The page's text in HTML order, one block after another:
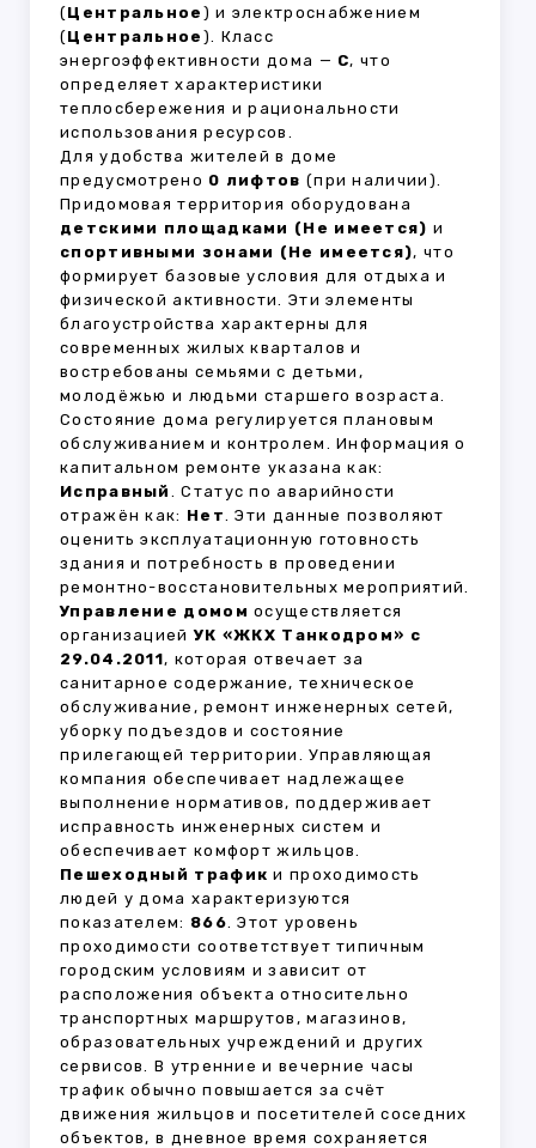
(Центральное ) и электроснабжением
(Центральное ). Класс
энергоэффективности дома — C, что
определяет характеристики
теплосбережения и рациональности
использования ресурсов.
Для удобства жителей в доме
предусмотрено 0 лифтов (при наличии).
Придомовая территория оборудована
детскими площадками (Не имеется) и
спортивными зонами (Не имеется), что
формирует базовые условия для отдыха и
физической активности. Эти элементы
благоустройства характерны для
современных жилых кварталов и
востребованы семьями с детьми,
молодёжью и людьми старшего возраста.
Состояние дома регулируется плановым
обслуживанием и контролем. Информация о
капитальном ремонте указана как:
Исправный . Статус по аварийности
отражён как: Нет. Эти данные позволяют
оценить эксплуатационную готовность
здания и потребность в проведении
ремонтно-восстановительных мероприятий.
Управление домом осуществляется
организациейУК «ЖКХ Танкодром» с
29.04.2011, которая отвечает за
санитарное содержание, техническое
обслуживание, ремонт инженерных сетей,
уборку подъездов и состояние
прилегающей территории. Управляющая
компания обеспечивает надлежащее
выполнение нормативов, поддерживает
исправность инженерных систем и
обеспечивает комфорт жильцов.
Пешеходный трафик и проходимость
людей у дома характеризуются
показателем: 866. Этот уровень
проходимости соответствует типичным
городским условиям и зависит от
расположения объекта относительно
транспортных маршрутов, магазинов,
образовательных учреждений и других
сервисов. В утренние и вечерние часы
трафик обычно повышается за счёт
движения жильцов и посетителей соседних
объектов, в дневное время сохраняется